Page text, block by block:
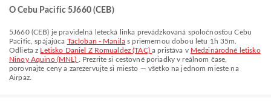
O Cebu Pacific 5J660 (CEB)
5J660(CEB) je pravidelná letecká linka prevádzkovaná spoločnosťouCebu
Pacific , spájajúca Tacloban - Manila s priemernou dobou letu 1h 35m
Odlieta z Letisko Daniel Z Romualdez (TAC)a pristáva v Medzinárodné letisko
Ninoy Aquino (MNL)
. Prezrite si cestovné poriadky v reálnom čase,
porovnajte ceny a zarezervujte si miesto — všetko na jednom mieste na
Airpaz.